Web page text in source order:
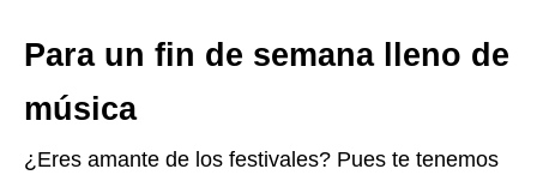
Para un fin de semana lleno de
música
¿Eres amante de los festivales? Pues te tenemos